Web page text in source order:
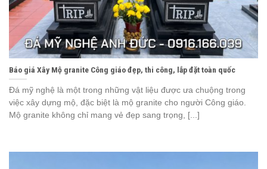
Báo giá Xây Mộ granite Công giáo đẹp, thi công, lắp đặt toàn quốc
Đá mỹ nghệ là một trong những vật liệu được ưa chuộng trong
việc xây dựng mộ, đặc biệt là mộ granite cho người Công giáo.
Mộ granite không chỉ mang vẻ đẹp sang trọng, [...]